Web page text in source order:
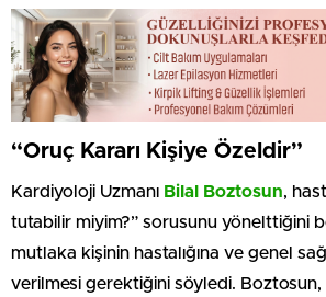
“Oruç Kararı Kişiye Özeldir”
Kardiyoloji Uzmanı Bilal Boztosun,
tutabilir miyim?” sorusunu yönelttiğini
mutlaka kişinin hastalığına ve genel
verilmesi gerektiğini söyledi. Boztosun,